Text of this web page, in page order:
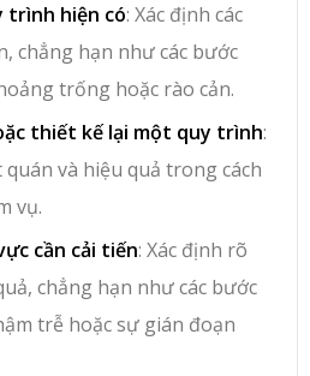
trình hiện có: Xác định các
chẳng hạn như các bước
trống hoặc rào cản.
thiết kế lại một quy trình:
và hiệu quả trong cách
vụ.
cần cải tiến: Xác định rõ
chẳng hạn như các bước
trễ hoặc sự gián đoạn